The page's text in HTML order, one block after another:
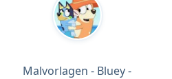
Malvorlagen - Bluey -